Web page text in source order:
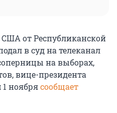
от Республиканской
в суд на телеканал
на выборах,
вице-президента
ноябрясообщает